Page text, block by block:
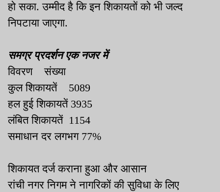
हो सका. उम्मीद है कि इन शिकायतों को भी जल्द
निपटाया जाएगा.
समग्र प्रदर्शन एक नजर में
विवरण
संख्या
कुल शिकायतें
5089
हल हुई शिकायतें 3935
लंबित शिकायतें 1154
समाधान दर लगभग 77%
शिकायत दर्ज कराना हुआ और आसान
रांची नगर निगम ने नागरिकों की सुविधा के लिए